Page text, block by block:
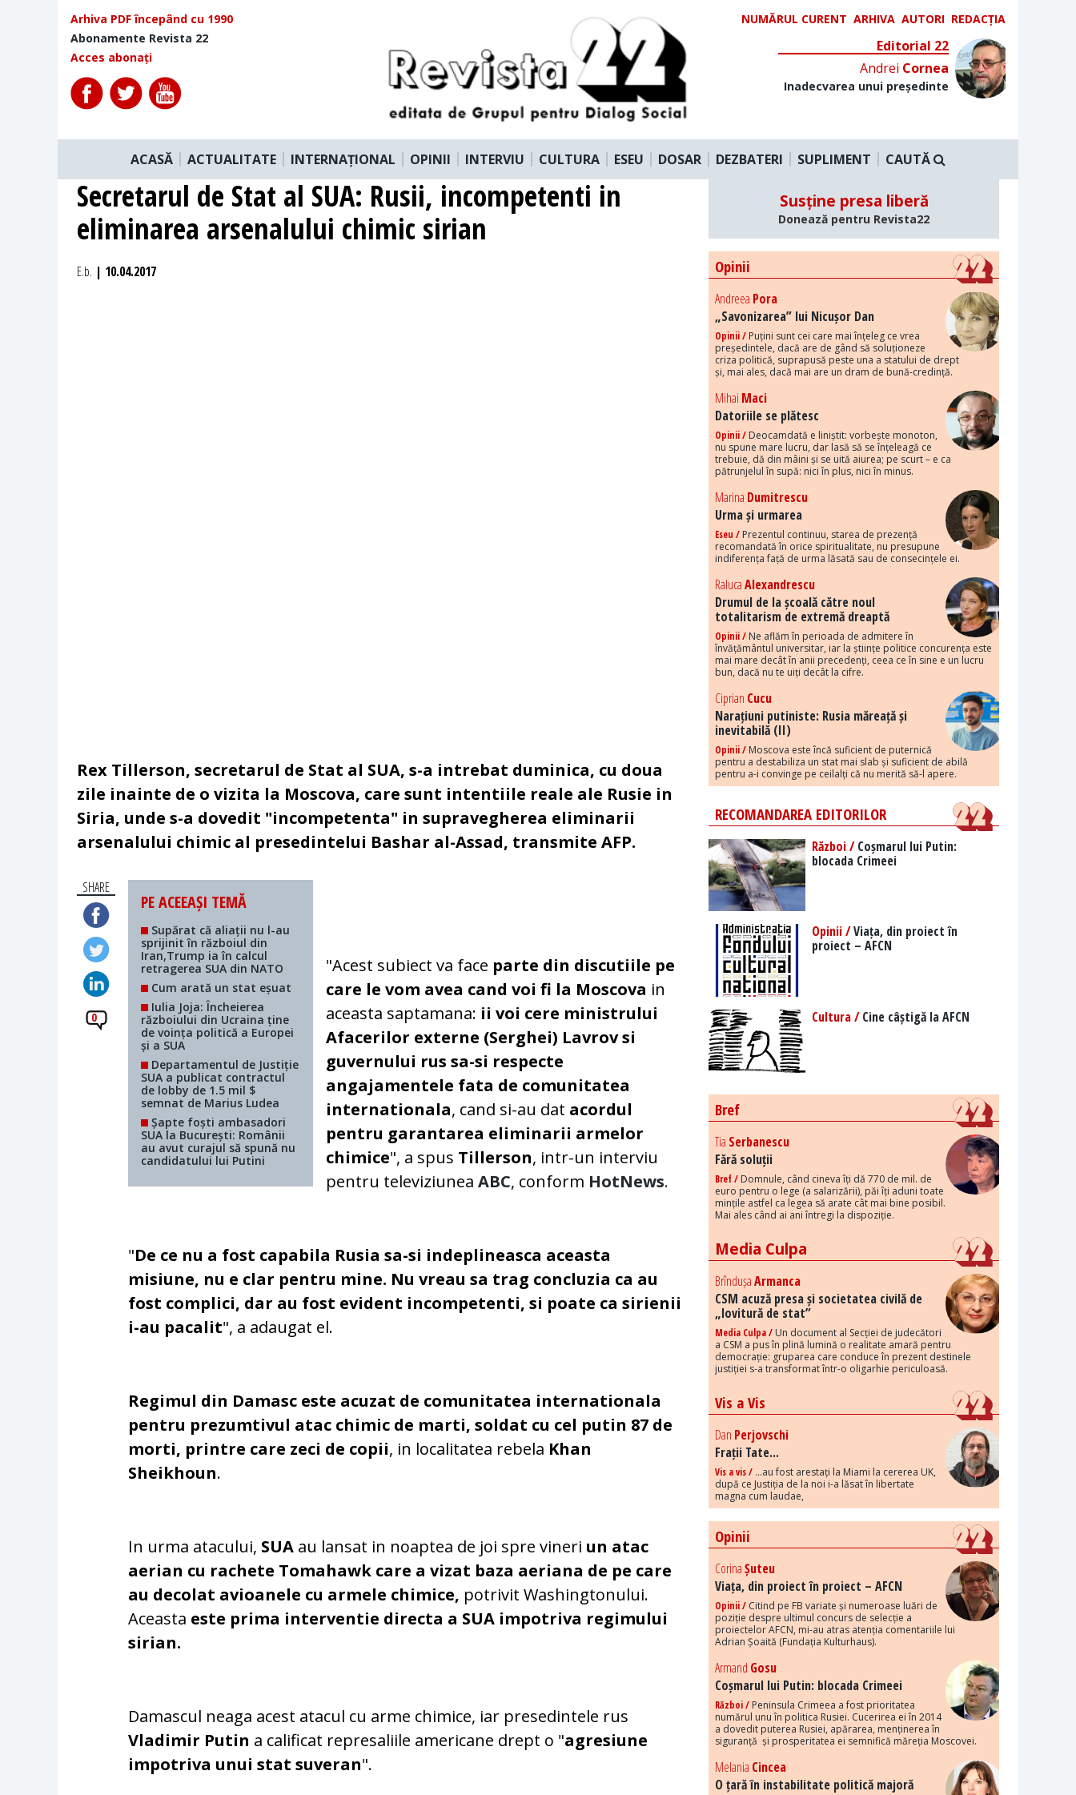
Arhiva PDF începând cu 1990
Abonamente Revista 22
Acces abonați
NUMĂRUL CURENT ARHIVA AUTORI REDACȚIA
Editorial 22
Andrei Cornea
Inadecvarea unui președinte
ACASĂ ACTUALITATE INTERNAȚIONAL OPINII INTERVIU CULTURA ESEU DOSAR DEZBATERI SUPLIMENT CAUTĂ
Secretarul de Stat al SUA: Rusii, incompetenti in
eliminarea arsenalului chimic sirian
E.b. | 10.04.2017
Rex Tillerson, secretarul de Stat al SUA, s-a intrebat duminica, cu doua
zile inainte de o vizita la Moscova, care sunt intentiile reale ale Rusie in
Siria, unde s-a dovedit "incompetenta" in supravegherea eliminarii
arsenalului chimic al presedintelui Bashar al-Assad, transmite AFP.
SHARE
0
PE ACEEAȘI TEMĂ
Supărat că aliații nu l-au
sprijinit în războiul din
Iran,Trump ia în calcul
retragerea SUA din NATO
Cum arată un stat eșuat
Iulia Joja: Încheierea
războiului din Ucraina ține
de voința politică a Europei
și a SUA
Departamentul de Justiție
SUA a publicat contractul
de lobby de 1.5 mil $
semnat de Marius Ludea
Șapte foști ambasadori
SUA la București: Românii
au avut curajul să spună nu
candidatului lui Putini
"Acest subiect va face parte din discutiile pe
care le vom avea cand voi fi la Moscova in
aceasta saptamana: ii voi cere ministrului
Afacerilor externe (Serghei) Lavrov si
guvernului rus sa-si respecte
angajamentele fata de comunitatea
internationala, cand si-au dat acordul
pentru garantarea eliminarii armelor
chimice", a spus Tillerson, intr-un interviu
pentru televiziuneaABC, conform HotNews.
"De ce nu a fost capabila Rusia sa-si indeplineasca aceasta
misiune, nu e clar pentru mine. Nu vreau sa trag concluzia ca au
fost complici, dar au fost evident incompetenti, si poate ca sirienii
i-au pacalit", a adaugat el.
Regimul din Damasc este acuzat de comunitatea internationala
pentru prezumtivul atac chimic de marti, soldat cu cel putin 87 de
morti, printre care zeci de copii, in localitatea rebela Khan
Sheikhoun.
In urma atacului, SUA au lansat in noaptea de joi spre vineri un atac
aerian cu rachete Tomahawk care a vizat baza aeriana de pe care
au decolat avioanele cu armele chimice, potrivit Washingtonului.
Aceasta este prima interventie directa a SUA impotriva regimului
sirian.
Damascul neaga acest atacul cu arme chimice, iar presedintele rus
Vladimir Putin a calificat represaliile americane drept o "agresiune
impotriva unui stat suveran".
Susține presa liberă
Donează pentru Revista22
Opinii
Andreea Pora
„Savonizarea” lui Nicușor Dan
Opinii / Puțini sunt cei care mai înțeleg ce vrea
președintele, dacă are de gând să soluționeze
criza politică, suprapusă peste una a statului de drept
și, mai ales, dacă mai are un dram de bună-credință.
Mihai Maci
Datoriile se plătesc
Opinii / Deocamdată e liniștit: vorbește monoton,
nu spune mare lucru, dar lasă să se înțeleagă ce
trebuie, dă din mâini și se uită aiurea; pe scurt – e ca
pătrunjelul în supă: nici în plus, nici în minus.
Marina Dumitrescu
Urma și urmarea
Eseu / Prezentul continuu, starea de prezență
recomandată în orice spiritualitate, nu presupune
indiferența față de urma lăsată sau de consecințele ei.
RalucaAlexandrescu
Drumul de la școală către noul
totalitarism de extremă dreaptă
Opinii / Ne aflăm în perioada de admitere în
învățământul universitar, iar la științe politice concurența este
mai mare decât în anii precedenți, ceea ce în sine e un lucru
bun, dacă nu te uiți decât la cifre.
Ciprian Cucu
Narațiuni putiniste: Rusia măreață și
inevitabilă (II)
Opinii / Moscova este încă suficient de puternică
pentru a destabiliza un stat mai slab și suficient de abilă
pentru a-i convinge pe ceilalți că nu merită să-l apere.
RECOMANDAREA EDITORILOR
Război /Coșmarul lui Putin:
blocada Crimeei
Opinii /Viața, din proiect în
proiect – AFCN
Cultura /Cine câștigă la AFCN
Bref
Tia Serbanescu
Fără soluții
Bref / Domnule, când cineva îți dă 770 de mil. de
euro pentru o lege (a salarizării), păi îți aduni toate
mințile astfel ca legea să arate cât mai bine posibil.
Mai ales când ai ani întregi la dispoziție.
Media Culpa
BrîndușaArmanca
CSM acuză presa și societatea civilă de
„lovitură de stat”
Media Culpa / Un document al Secției de judecători
a CSM a pus în plină lumină o realitate amară pentru
democrație: gruparea care conduce în prezent destinele
justiției s-a transformat într-o oligarhie periculoasă.
Vis a Vis
Dan Perjovschi
Frații Tate...
Vis a vis / ...au fost arestați la Miami la cererea UK,
după ce Justiția de la noi i-a lăsat în libertate
magna cum laudae,
Opinii
CorinaȘuteu
Viața, din proiect în proiect – AFCN
Opinii / Citind pe FB variate și numeroase luări de
poziție despre ultimul concurs de selecție a
proiectelor AFCN, mi-au atras atenția comentariile lui
Adrian Șoaită (Fundația Kulturhaus).
Armand Gosu
Coșmarul lui Putin: blocada Crimeei
Război / Peninsula Crimeea a fost prioritatea
numărul unu în politica Rusiei. Cucerirea ei în 2014
a dovedit puterea Rusiei, apărarea, menținerea în
siguranță și prosperitatea ei semnifică măreția Moscovei.
Melania Cincea
O țară în instabilitate politică majoră